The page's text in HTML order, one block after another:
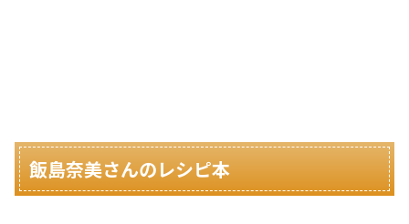
飯島奈美さんのレシピ本